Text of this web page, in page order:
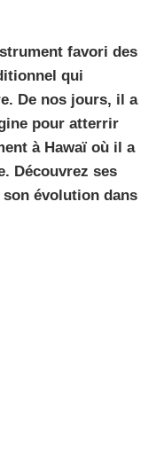
favori des
qui
De nos jours, il a
pour atterrir
à Hawaï où il a
Découvrez ses
évolution dans